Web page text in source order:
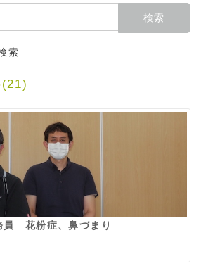
索
員 花粉症、鼻づまり